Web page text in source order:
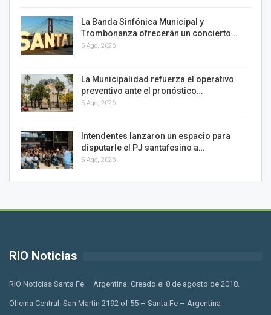
La Banda Sinfónica Municipal y
Trombonanza ofrecerán un concierto…
5 Ago, 2026
La Municipalidad refuerza el operativo
preventivo ante el pronóstico…
5 Ago, 2026
Intendentes lanzaron un espacio para
disputarle el PJ santafesino a…
5 Ago, 2026
RIO Noticias
RIO Noticias Santa Fe – Argentina. Creado el 8 de agosto de 2018.
Oficina Central: San Martin 2192 of 55 – Santa Fe – Argentina